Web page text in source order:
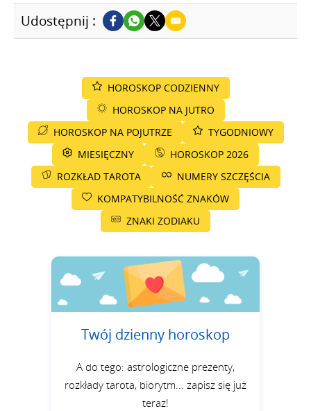
Udostępnij :
HOROSKOP CODZIENNY
HOROSKOP NA JUTRO
HOROSKOP NA POJUTRZE
TYGODNIOWY
MIESIĘCZNY
HOROSKOP 2026
ROZKŁAD TAROTA
NUMERY SZCZĘŚCIA
KOMPATYBILNOŚĆ ZNAKÓW
ZNAKI ZODIAKU
Twój dzienny horoskop
A do tego: astrologiczne prezenty,
rozkłady tarota, biorytm... zapisz się już
teraz!